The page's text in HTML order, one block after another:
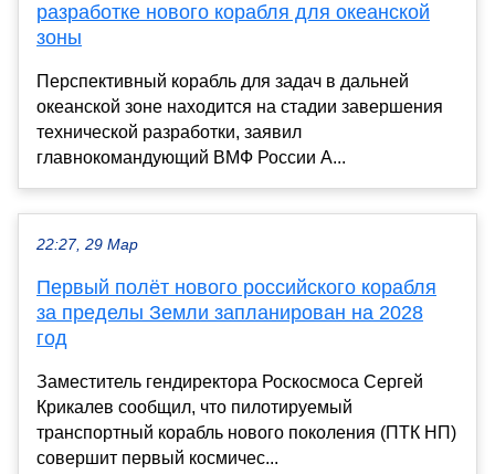
разработке нового корабля для океанской
зоны
Перспективный корабль для задач в дальней
океанской зоне находится на стадии завершения
технической разработки, заявил
главнокомандующий ВМФ России А...
22:27, 29 Мар
Первый полёт нового российского корабля
за пределы Земли запланирован на 2028
год
Заместитель гендиректора Роскосмоса Сергей
Крикалев сообщил, что пилотируемый
транспортный корабль нового поколения (ПТК НП)
совершит первый космичес...